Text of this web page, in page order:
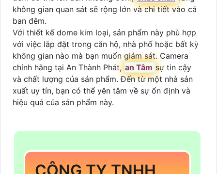
không gian quan sát sẽ rộng lớn và chi tiết vào cả
ban đêm.
Với thiết kế dome kim loại, sản phẩm này phù hợp
với việc lắp đặt trong căn hộ, nhà phố hoặc bất kỳ
không gian nào mà bạn muốn giám sát. Camera
chính hãng tại An Thành Phát, an Tâm sự tin cậy
và chất lượng của sản phẩm. Đến từ một nhà sản
xuất uy tín, bạn có thể yên tâm về sự ổn định và
hiệu quả của sản phẩm này.